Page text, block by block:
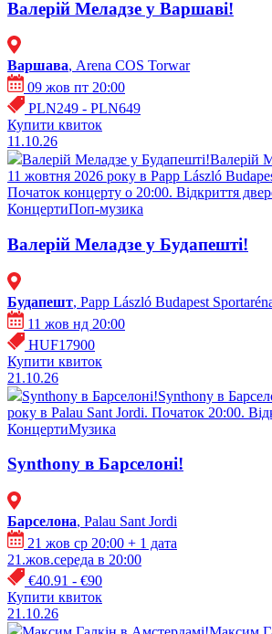
Валерій Меладзе у Варшаві!
Варшава, Arena COS Torwar
09 жов пт 20:00
PLN249 - PLN649
Купити квиток
11.10.26
Валерій Меладзе у Будапешті!Валерій
11 жовтня 2026 року в Papp László
Початок концерту о 20:00. Відкриття
КонцертиПоп-музика
Валерій Меладзе у Будапешті!
Будапешт, Papp László Budapest
11 жов нд 20:00
HUF17900
Купити квиток
21.10.26
Synthony в Барселоні!Synthony в
року в Palau Sant Jordi. Початок 20:00.
КонцертиМузика
Synthony в Барселоні!
Барселона, Palau Sant Jordi
21 жов ср 20:00 + 1 дата
21.жов.середа в 20:00
€40.91 - €90
Купити квиток
21.10.26